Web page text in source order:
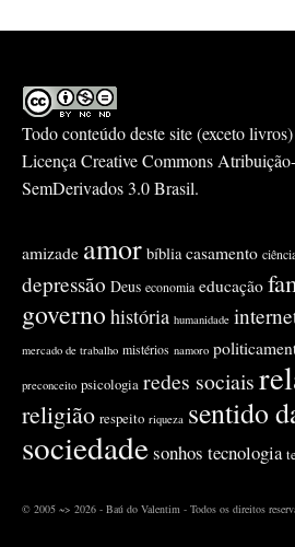
Todo conteúdo deste site (exceto
Licença Creative Commons
SemDerivados 3.0 Brasil.
amizade amor bíblia casamento
depressão Deus economia educação
governo história humanidade
mercado de trabalho mistérios namoro
preconceito psicologia redes sociais
religião respeito riqueza sentido
sociedadesonhos tecnologia
© 2005 ~> 2026 - Baú do Valentim - Todos os direitos